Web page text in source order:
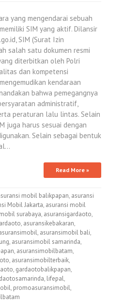
yang mengendarai sebuah
SIM yang aktif. Dilansir
SIM (Surat Izin
salah satu dokumen resmi
diterbitkan oleh Polri
dan kompetensi
kendaraan
bahwa pemegangnya
administratif,
peraturan lalu lintas. Selain
juga harus sesuai dengan
Selain sebagai bentuk
Read More »
mobil balikpapan, asuransi
Mobil Jakarta, asuransi mobil
surabaya, asuransigardaoto,
, asuransikebakaran,
, asuransimobil bali,
, asuransimobil samarinda,
, asuransimobilbatam,
, asuransimobilterbaik,
, gardaotobalikpapan,
, lifepal,
, promoasuransimobil,